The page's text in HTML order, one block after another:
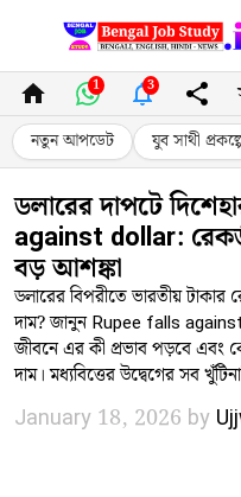
content
1 3
নতুন আপডেট যুব সাথী
ডলারের দাপটে
against dollar:
বড় আশঙ্কা
ডলারের বিপরীতে ভারতীয়
দাম? জানুন Rupee falls
জীবনে এর কী প্রভাব পড়বে এবং
দাম। মধ্যবিত্তের উদ্বেগের সব
January 18, 2026 by